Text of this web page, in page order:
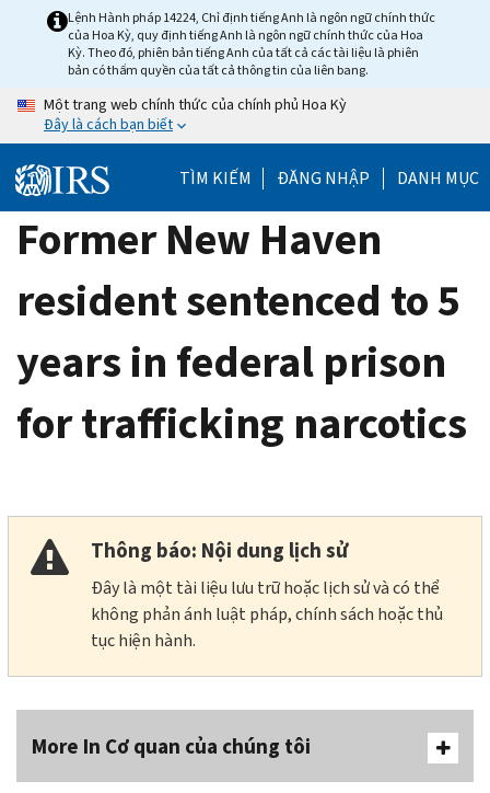
Lệnh Hành pháp 14224, Chỉ định tiếng Anh là ngôn ngữ chính thức
của Hoa Kỳ, quy định tiếng Anh là ngôn ngữ chính thức của Hoa
Kỳ. Theo đó, phiên bản tiếng Anh của tất cả các tài liệu là phiên
bản có thẩm quyền của tất cả thông tin của liên bang.
Một trang web chính thức của chính phủ Hoa Kỳ
Đây là cách bạn biết
TÌM KIẾM ĐĂNG NHẬP DANH MỤC
Former New Haven
resident sentenced to 5
years in federal prison
for trafficking narcotics
Thông báo: Nội dung lịch sử
Đây là một tài liệu lưu trữ hoặc lịch sử và có thể
không phản ánh luật pháp, chính sách hoặc thủ
tục hiện hành.
More In Cơ quan của chúng tôi